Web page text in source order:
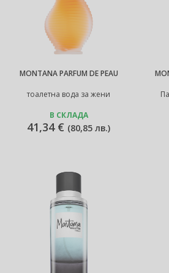
MONTANA PARFUM DE PEAU
тоалетна вода за жени
В СКЛАДА
41,34 € (80,85 лв.)